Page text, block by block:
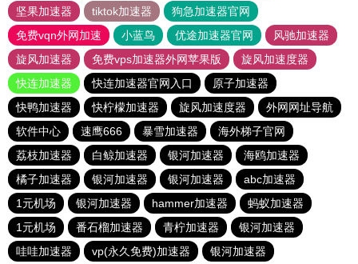
坚果加速器
tiktok加速器
狗急加速器官网
免费vqn外网加速
小蓝鸟 优途加速器官网
风驰加速器
旋风加速器
免费vps加速器外网苹果版
旋风加速度器
快连加速器
快连加速器官网入口
原子加速器
快鸭加速器
快柠檬加速器 旋风加速度器
外网网址导航
软件中心
速鹰666 暴雪加速器
海外梯子官网
荔枝加速器
白鲸加速器 银河加速器
海鸥加速器
橘子加速器
银河加速器 银河加速器
abc加速器
1元机场
银河加速器 hammer加速器
蚂蚁加速器
1元机场
番石榴加速器 青柠加速器
银河加速器
哇哇加速器
vp(永久免费)加速器 银河加速器